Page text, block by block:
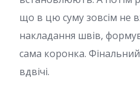
що в цю суму зовсім не
накладання швів,
сама коронка.
вдвічі.